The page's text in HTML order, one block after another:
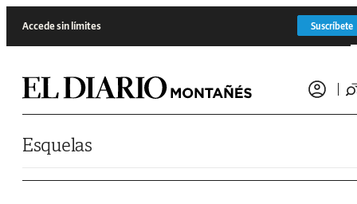
Accede sin límites Suscríbete
Esquelas